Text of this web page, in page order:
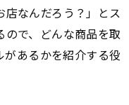
なんだろう？」とス
ので、どんな商品を取
があるかを紹介する役